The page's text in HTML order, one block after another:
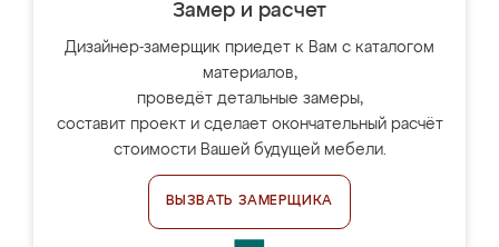
Замер и расчет
Дизайнер-замерщик приедет к Вам с каталогом
материалов,
проведёт детальные замеры,
составит проект и сделает окончательный расчёт
стоимости Вашей будущей мебели.
ВЫЗВАТЬ ЗАМЕРЩИКА